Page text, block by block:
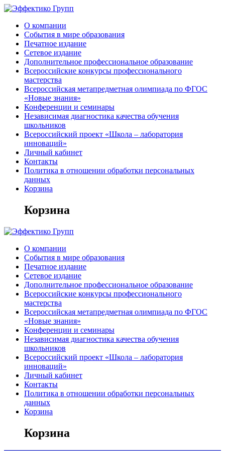
Перейти
контентуО компании
События в мире образования
Печатное издание
Сетевое издание
Дополнительное профессиональное образование
Всероссийские конкурсы профессионального
мастерства
Всероссийская метапредметная олимпиада по ФГОС
«Новые знания»
Конференции и семинары
Независимая диагностика качества обучения
школьников
Всероссийский проект «Школа – лаборатория
инноваций»
Личный кабинет
Контакты
Политика в отношении обработки персональных
данных
Корзина
Корзина
О компании
События в мире образования
Печатное издание
Сетевое издание
Дополнительное профессиональное образование
Всероссийские конкурсы профессионального
мастерства
Всероссийская метапредметная олимпиада по ФГОС
«Новые знания»
Конференции и семинары
Независимая диагностика качества обучения
школьников
Всероссийский проект «Школа – лаборатория
инноваций»
Личный кабинет
Контакты
Политика в отношении обработки персональных
данных
Корзина
Корзина